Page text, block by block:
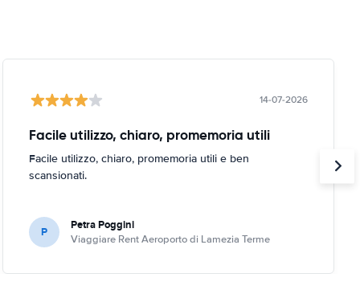
14-07-2026
Facile utilizzo, chiaro, promemoria utili
Facile utilizzo, chiaro, promemoria utili e ben
scansionati.
P Petra Poggini
Viaggiare Rent Aeroporto di Lamezia Terme